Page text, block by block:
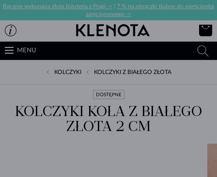
Ręcznie wykonana złota biżuteria z Pragi ->
7 % na obrączki ślubne do pierścionka
zaręczynowego ->
MENU
KOLCZYKI KOLCZYKI Z BIAŁEGO ZŁOTA
DOSTĘPNE
KOLCZYKI KOŁA Z BIAŁEGO
ZŁOTA 2 CM